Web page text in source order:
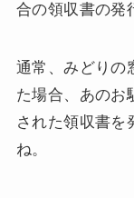
合の領収書の発
通常、みどりの
た場合、あのお
された領収書を
ね。